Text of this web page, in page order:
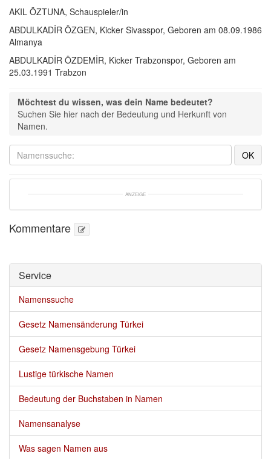
AKIL ÖZTUNA, Schauspieler/in
ABDULKADİR ÖZGEN, Kicker Sivasspor, Geboren am 08.09.1986
Almanya
ABDULKADİR ÖZDEMİR, Kicker Trabzonspor, Geboren am
25.03.1991 Trabzon
Möchtest du wissen, was dein Name bedeutet?
Suchen Sie hier nach der Bedeutung und Herkunft von
Namen.
ANZEIGE
Kommentare
Service
Namenssuche
Gesetz Namensänderung Türkei
Gesetz Namensgebung Türkei
Lustige türkische Namen
Bedeutung der Buchstaben in Namen
Namensanalyse
Was sagen Namen aus